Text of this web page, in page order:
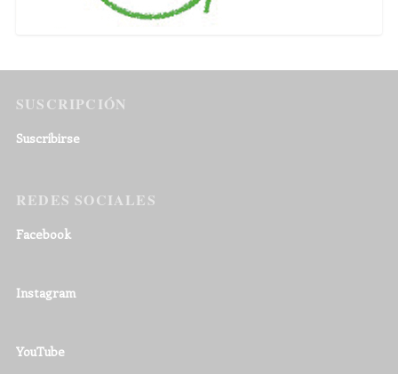
SUSCRIPCIÓN
Suscribirse
REDES SOCIALES
Facebook
Instagram
YouTube